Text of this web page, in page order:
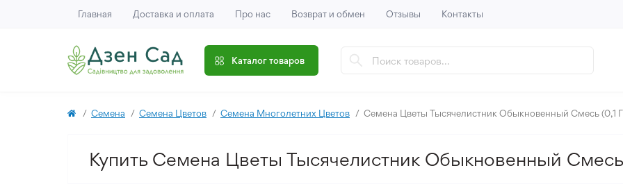
Главная Доставка и оплата Про нас Возврат и обмен Отзывы Контакты
Каталог товаров
Семена Семена Цветов Семена Многолетних Цветов Семена Цветы Тысячелистник Обыкновенный Смесь (0,1
Купить Семена Цветы Тысячелистник Обыкновенный